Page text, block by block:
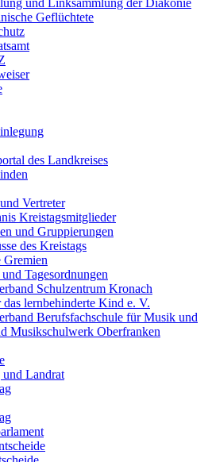
und Linksammlung der Diakonie
Geflüchtete
des Landkreises
Vertreter
Kreistagsmitglieder
und Gruppierungen
des Kreistags
Gremien
Tagesordnungen
Schulzentrum Kronach
lernbehinderte Kind e. V.
Berufsfachschule für Musik und
Musikschulwerk Oberfranken
und Landrat